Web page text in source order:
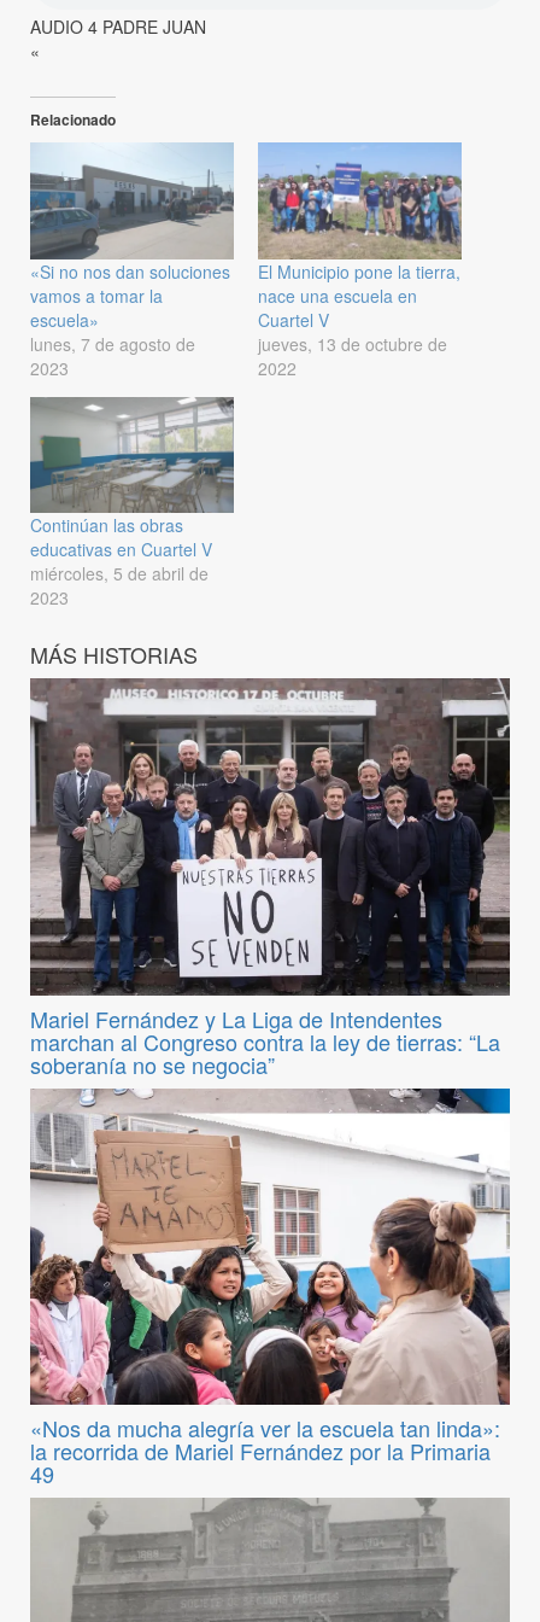
AUDIO 4 PADRE JUAN
«
Relacionado
«Si no nos dan soluciones
vamos a tomar la
escuela»
lunes, 7 de agosto de
2023
El Municipio pone la tierra,
nace una escuela en
Cuartel V
jueves, 13 de octubre de
2022
Continúan las obras
educativas en Cuartel V
miércoles, 5 de abril de
2023
MÁS HISTORIAS
Mariel Fernández y La Liga de Intendentes
marchan al Congreso contra la ley de tierras: “La
soberanía no se negocia”
«Nos da mucha alegría ver la escuela tan linda»:
la recorrida de Mariel Fernández por la Primaria
49